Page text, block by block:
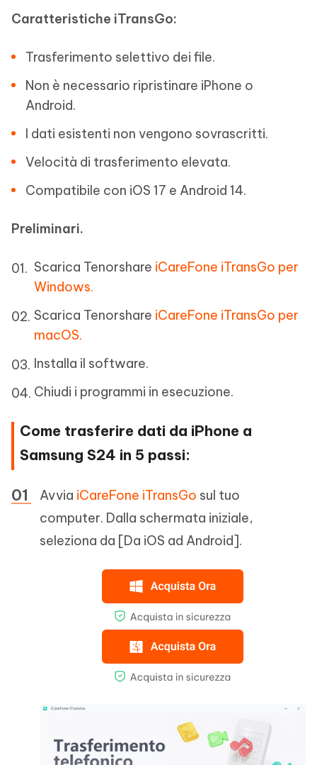
Caratteristiche iTransGo:
Trasferimento selettivo dei file.
Non è necessario ripristinare iPhone o
Android.
I dati esistenti non vengono sovrascritti.
Velocità di trasferimento elevata.
Compatibile con iOS 17 e Android 14.
Preliminari.
Scarica Tenorshare iCareFone iTransGo per
Windows.
Scarica Tenorshare iCareFone iTransGo per
macOS.
Installa il software.
Chiudi i programmi in esecuzione.
Come trasferire dati da iPhone a
Samsung S24 in 5 passi:
Avvia iCareFone iTransGo sul tuo
computer. Dalla schermata iniziale,
seleziona da [Da iOS ad Android].